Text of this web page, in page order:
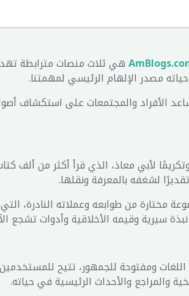
هي ثلاث منصات مترابطة
مصدر الإلهام الرئيسي لمهمتنا.
الأفراد والمجتمعات على استكشاف
لأبي معاذ، الذي قرأ أكثر من ألف
لشغفه بالمعرفة ونقلها.
مختارة من طوابعه وعملاته النادرة،
سيرية وقيمه الأخلاقية وأدوات تشجع
ومفتوحة للجمهور، تتيح
والمراجع والأحداث الرئيسية في حياته.